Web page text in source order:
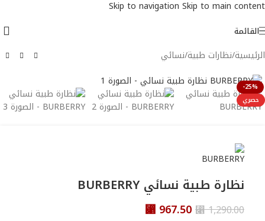
Skip to navigation Skip to main content
القائمة
الرئيسية/نظارات طبية/نسائي
-25%
حصري
نظارة طبية نسائي BURBERRY
⃁1,290.00
⃁ 967.50